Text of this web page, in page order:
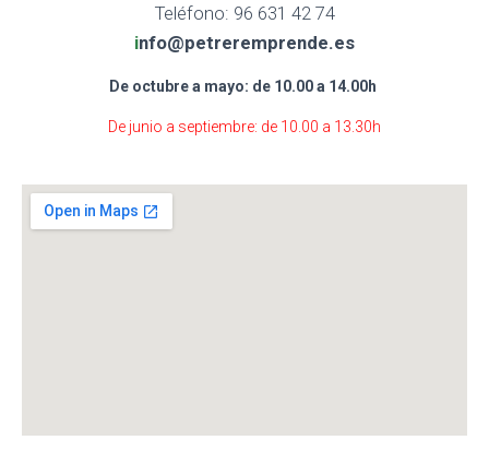
Teléfono: 96 631 42 74
info@petreremprende.es
De octubre a mayo: de 10.00 a 14.00h
De junio a septiembre: de 10.00 a 13.30h